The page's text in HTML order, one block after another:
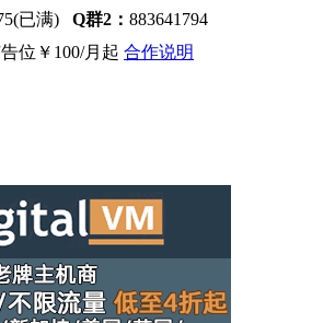
已满) Q群2： 883641794
位￥100/月起 合作说明